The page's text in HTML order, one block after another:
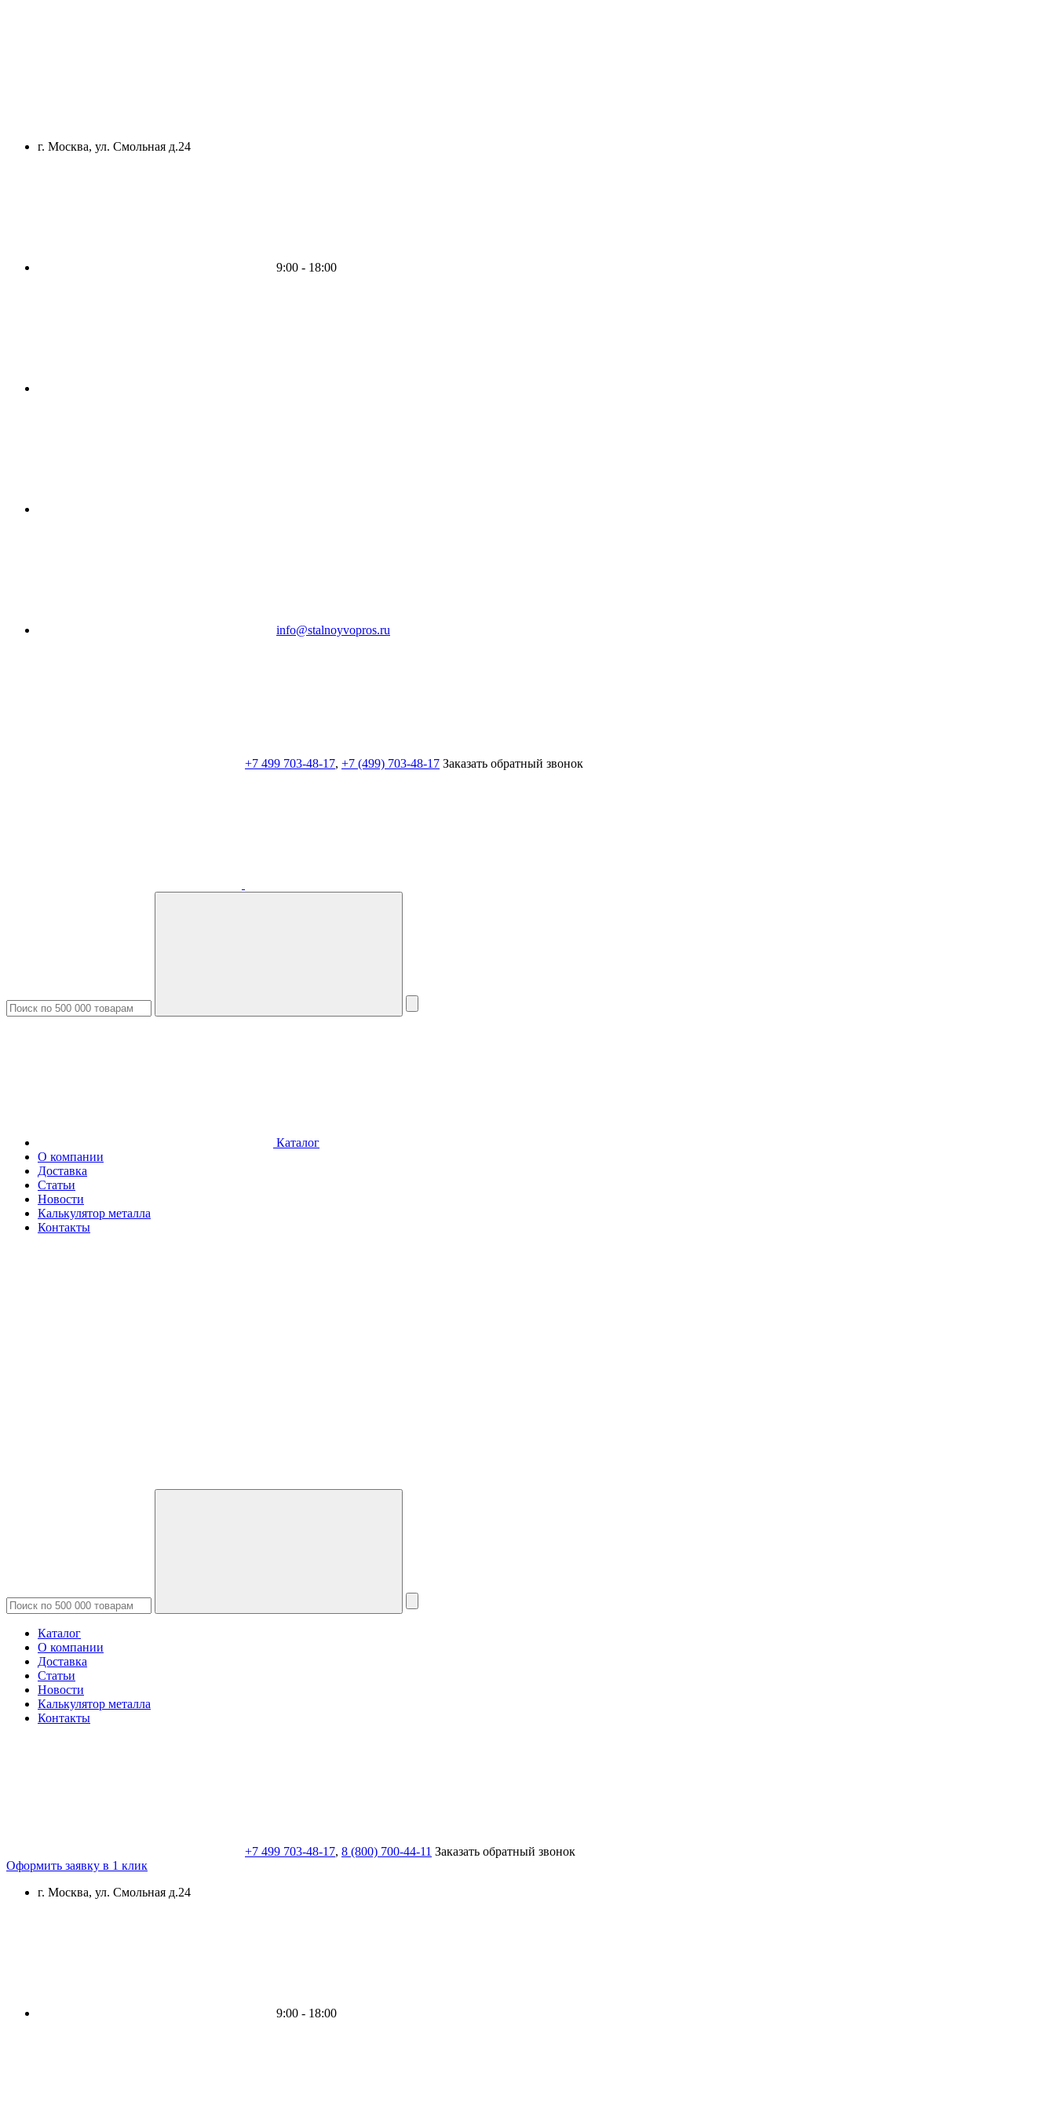
г. Москва, ул. Смольная д.24
9:00 - 18:00
info@stalnoyvopros.ru
+7 499 703-48-17, +7 (499) 703-48-17 Заказать обратный звонок
Каталог
О компании
Доставка
Статьи
Новости
Калькулятор металла
Контакты
Каталог
О компании
Доставка
Статьи
Новости
Калькулятор металла
Контакты
+7 499 703-48-17, 8 (800) 700-44-11 Заказать обратный звонок
Оформить заявку в 1 клик
г. Москва, ул. Смольная д.24
9:00 - 18:00